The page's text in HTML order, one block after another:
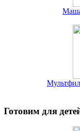
Готовим для